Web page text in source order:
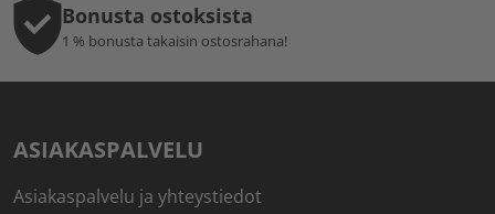
Bonusta ostoksista
1 % bonusta takaisin ostosrahana!
ASIAKASPALVELU
Asiakaspalvelu ja yhteystiedot